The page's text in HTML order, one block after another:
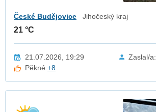
České Budějovice Jihočeský kraj
21 °C
21.07.2026, 19:29 Zaslal/a:
Pěkné+8